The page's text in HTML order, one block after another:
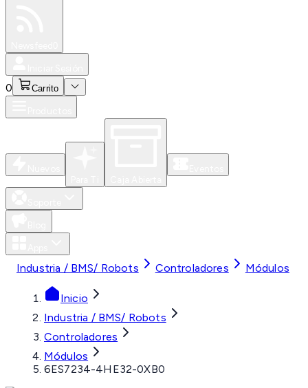
0 Carrito
Industria / BMS/ Robots Controladores Módulos
Inicio
Industria / BMS/ Robots
Controladores
Módulos
6ES7234-4HE32-0XB0